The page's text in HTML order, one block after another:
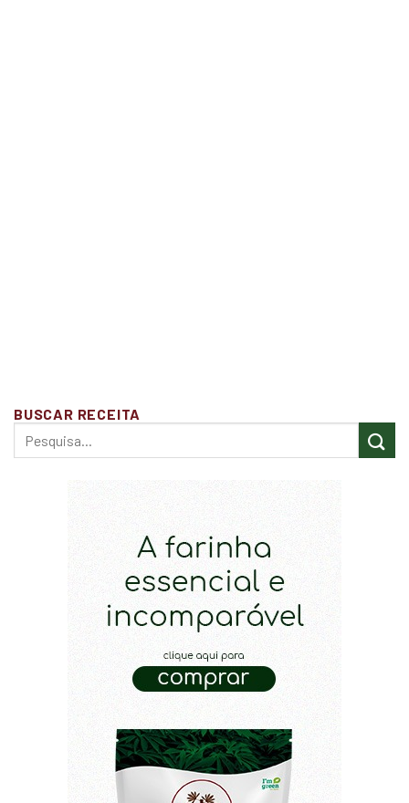
BUSCAR RECEITA